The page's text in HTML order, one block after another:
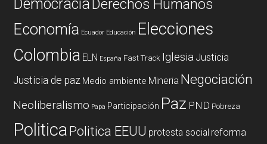
DemocraciaDerechos Humanos
Economía Ecuador Educación Elecciones
Colombia ELN España Fast Track Iglesia Justicia
Justicia de paz Medio ambiente Mineria Negociación
Neoliberalismo Papa Participación Paz PND Pobreza
PoliticaPolitica EEUU protesta social reforma